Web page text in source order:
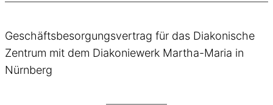
Geschäftsbesorgungsvertrag für das Diakonische
Zentrum mit dem Diakoniewerk Martha-Maria in
Nürnberg